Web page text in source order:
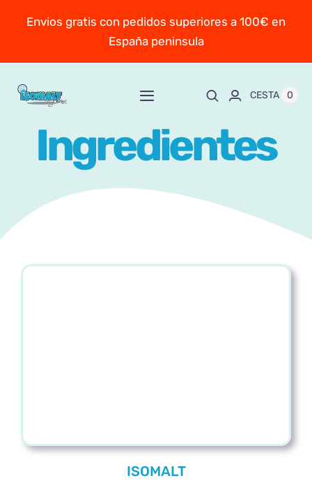
Envios gratis con pedidos superiores a 100€ en
España peninsula
Toggle
Inicio
Personaliza y encarga
CESTA 0
Ingredientes
ISOMALT